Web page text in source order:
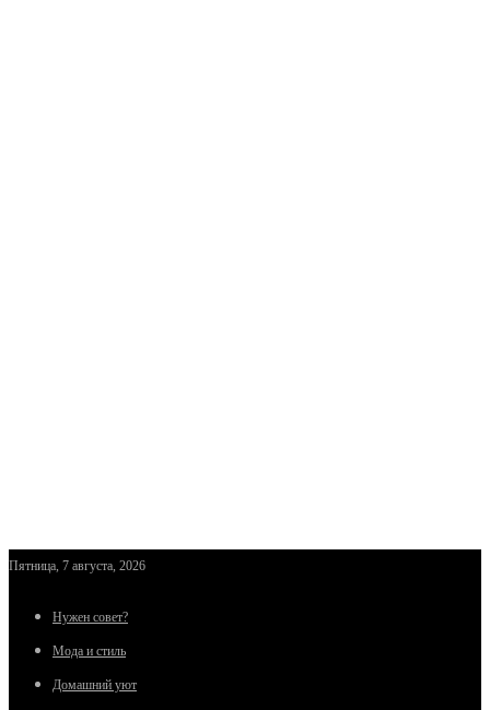
Пятница, 7 августа, 2026
Нужен совет?
Мода и стиль
Домашний уют